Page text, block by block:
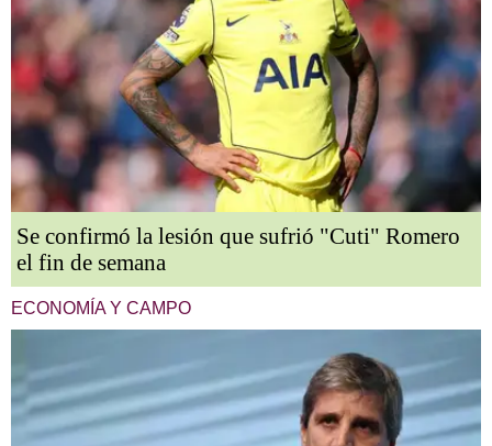
Se confirmó la lesión que sufrió "Cuti" Romero
el fin de semana
ECONOMÍA Y CAMPO